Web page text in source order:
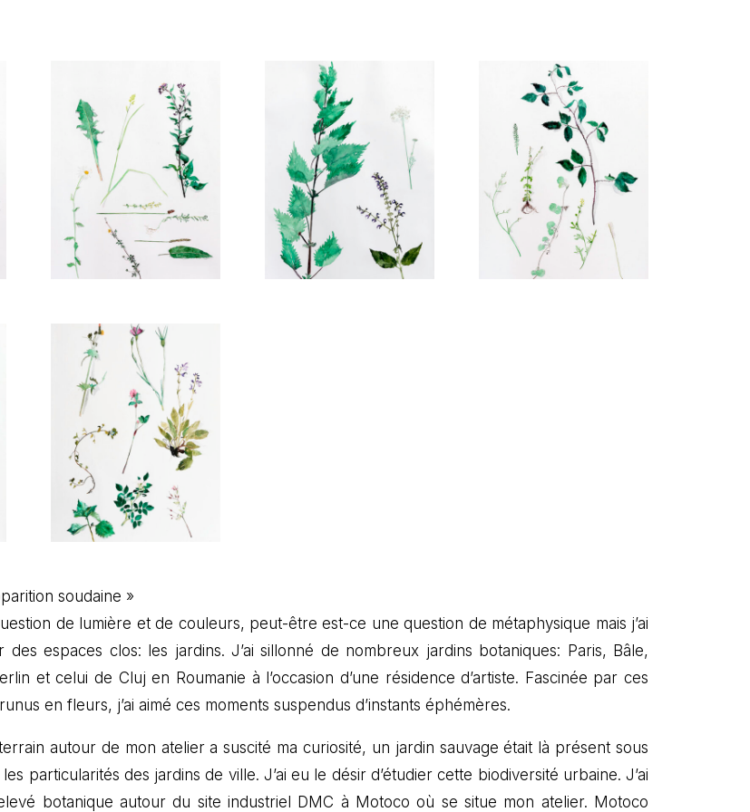
soudaine »
de lumière et de couleurs, peut-être est-ce une question de métaphysique mais j’ai
espaces clos: les jardins. J’ai sillonné de nombreux jardins botaniques: Paris, Bâle,
et celui de Cluj en Roumanie à l’occasion d’une résidence d’artiste. Fascinée par ces
en fleurs, j’ai aimé ces moments suspendus d’instants éphémères.
autour de mon atelier a suscité ma curiosité, un jardin sauvage était là présent sous
les particularités des jardins de ville. J’ai eu le désir d’étudier cette biodiversité urbaine. J’ai
botanique autour du site industriel DMC à Motoco où se situe mon atelier. Motoco